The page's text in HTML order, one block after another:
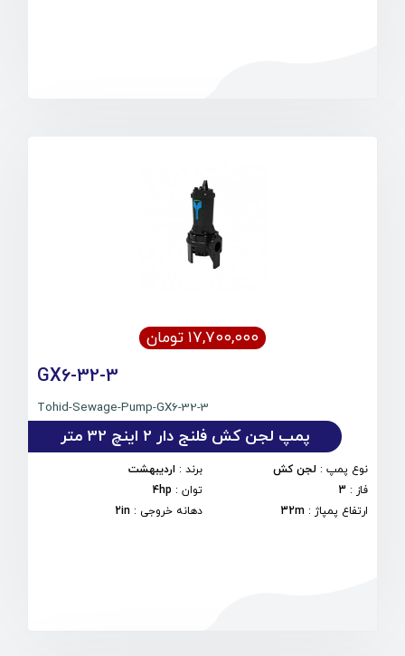
۱۷,۷۰۰,۰۰۰ تومان
GX6-32-3
Tohid-Sewage-Pump-GX6-32-3
پمپ لجن کش فلنج دار 2 اینچ 32 متر
نوع پمپ : لجن کش برند: اردیبهشت
فاز :
3 توان:
4hp
ارتفاع پمپاژ :
32m دهانه خروجی :
2in